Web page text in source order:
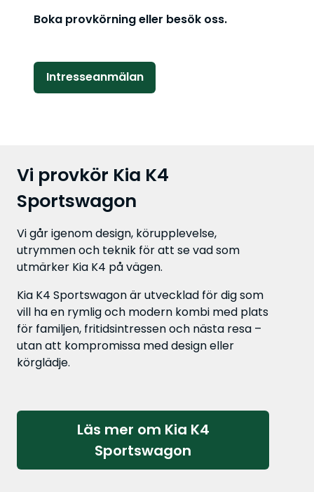
Boka provkörning eller besök oss.
Intresseanmälan
Vi provkör Kia K4
Sportswagon
Vi går igenom design, körupplevelse,
utrymmen och teknik för att se vad som
utmärker Kia K4 på vägen.
Kia K4 Sportswagon är utvecklad för dig som
vill ha en rymlig och modern kombi med plats
för familjen, fritidsintressen och nästa resa –
utan att kompromissa med design eller
körglädje.
Läs mer om Kia K4
Sportswagon